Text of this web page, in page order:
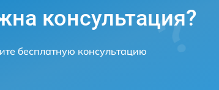
консультация?
бесплатную консультацию